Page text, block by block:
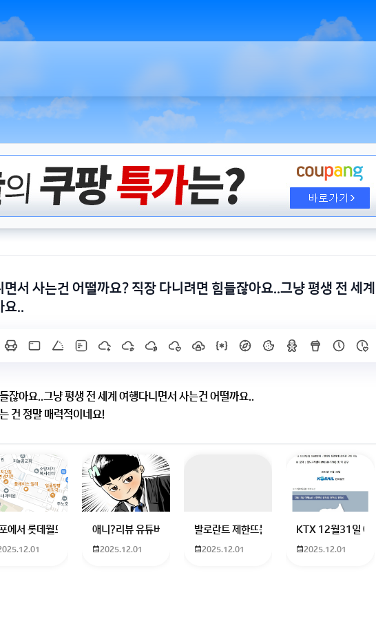
면서 사는건 어떨까요? 직장 다니려면 힘들잖아요..그냥 평생 전 세
요..
잖아요..그냥 평생 전 세계 여행다니면서 사는건 어떨까요..
건 정말 매력적이네요!
을 이루길 바랄게요!
고 [X]를 누르면 내용이 보입니다
하고 있는 09년생입니다 지금 제 내신이 5등급제 기준으로
에서 롯데월드 가는 법 목포 버스 터미널에서 롯데월드로 갈 수 있는 경로 알려주세요
애니?리뷰 유튜버 찾아주세요ㅠㅠ 무슨 검정머리 남자 캐릭터에 더빙
2025.12.01
발로란트 제한뜨는데 어떻게 해야하나요? 친
2025.12.01
KTX 12월31일 예
2025.12.01